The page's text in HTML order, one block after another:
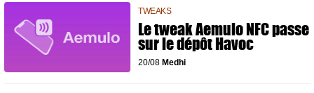
TWEAKS
Le tweak Aemulo NFC passe
sur le dépôt Havoc
20/08 Medhi